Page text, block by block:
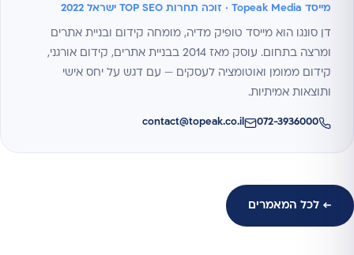
מייסד Topeak Media · זוכה תחרות TOP SEO ישראל 2022
דן סונגו הוא מייסד טופיק מדיה, מומחה קידום ובניית אתרים
ומרצה בתחום. עוסק מאז 2014 בבניית אתרים, קידום אורגני,
קידום ממומן ואוטומציה לעסקים — עם דגש על יחס אישי
ותוצאות אמיתיות.
072-3936000
contact@topeak.co.il
← לכל המאמרים